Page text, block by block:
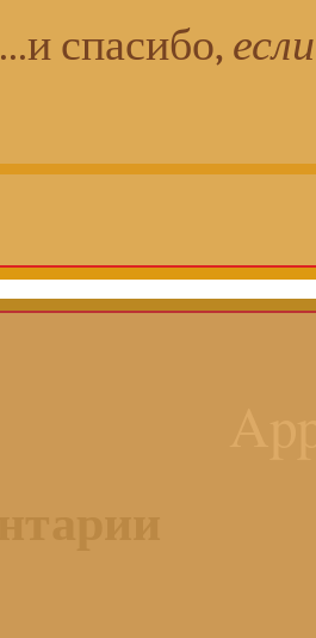
...и спасибо, если